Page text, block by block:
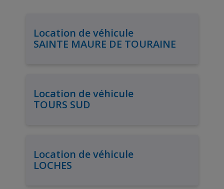
Location de véhicule
SAINTE MAURE DE TOURAINE
Location de véhicule
TOURS SUD
Location de véhicule
LOCHES